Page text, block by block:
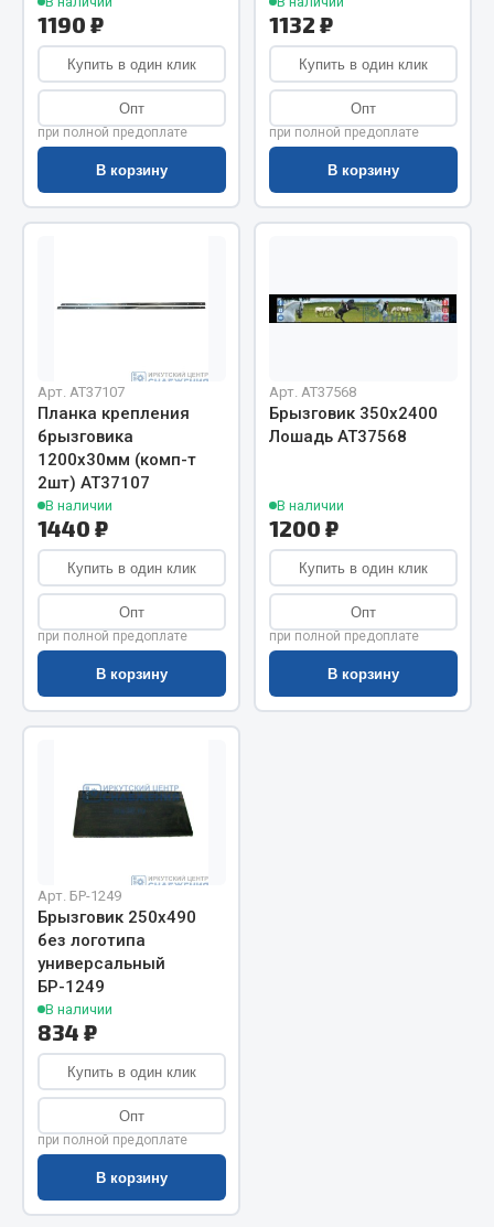
Весь раздел
Цепи подъёмные
Весь раздел
РТИ
Лента конвейерная
Патрубки
Прокладки
Рукава высокого давления
Автомобильная электрика
Автолампы
Блоки реле и предохранителей
Выключатели кнопочные
Выключатель массы
Весь раздел
Запчасти на полуприцепы
Амортизаторы для полуприцепов
Весь раздел
Запчасти КамАЗ
1190 ₽
Купить в один клик
Опт
при полной предоплате
В корзину
1132 ₽
Купить в один клик
Опт
при полной предоплате
В корзину
Арт. AT37107
Планка крепления
брызговика
1200х30мм (комп-т
2шт) АТ37107
В наличии
1440 ₽
Купить в один клик
Опт
при полной предоплате
В корзину
Арт. AT37568
Брызговик 350х2400
Лошадь АТ37568
В наличии
1200 ₽
Купить в один клик
Опт
при полной предоплате
В корзину
Арт. БР-1249
Брызговик 250х490
без логотипа
универсальный
БР-1249
В наличии
834 ₽
Купить в один клик
Опт
при полной предоплате
В корзину